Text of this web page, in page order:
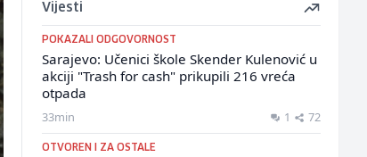
Vijesti
POKAZALI ODGOVORNOST
Sarajevo: Učenici škole Skender Kulenović u
akciji "Trash for cash" prikupili 216 vreća
otpada
33min 1 72
OTVOREN I ZA OSTALE